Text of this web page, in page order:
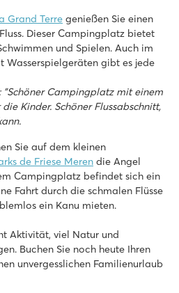
- Gréoux-les-Bains
mit Rutschen und Lagunenbecken
in der Hochsaison
Bretagne - Locunolé
Rutschen und großer Liegewiese
nahe des Campingplatzes zu
und in Strandnähe
Grand Terre genießen Sie einen
Dieser Campingplatz bietet
und Spielen. Auch im
Wasserspielgeräten gibt es jede
: "Schöner Campingplatz mit einem
Kinder. Schöner Flussabschnitt,
Sie auf dem kleinen
de Friese Meren die Angel
Campingplatz befindet sich ein
Fahrt durch die schmalen Flüsse
ein Kanu mieten.
Aktivität, viel Natur und
Buchen Sie noch heute Ihren
unvergesslichen Familienurlaub